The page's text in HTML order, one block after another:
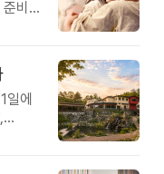
비해
에